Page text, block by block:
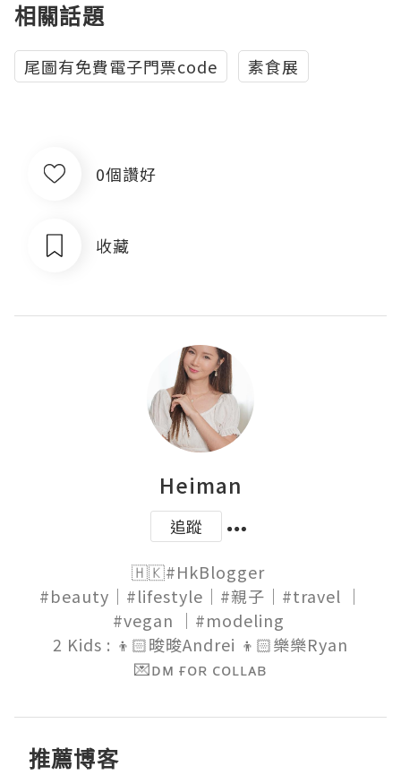
相關話題
尾圖有免費電子門票code 素食展
0個讚好
收藏
Heiman
追蹤
🇭🇰#HkBlogger
#beauty｜#lifestyle｜#親子｜#travel ｜
#vegan ｜#modeling
2 Kids : 👦🏻晙晙Andrei 👦🏻樂樂Ryan
💌ᴅᴍ ғᴏʀ ᴄᴏʟʟᴀʙ
推薦博客